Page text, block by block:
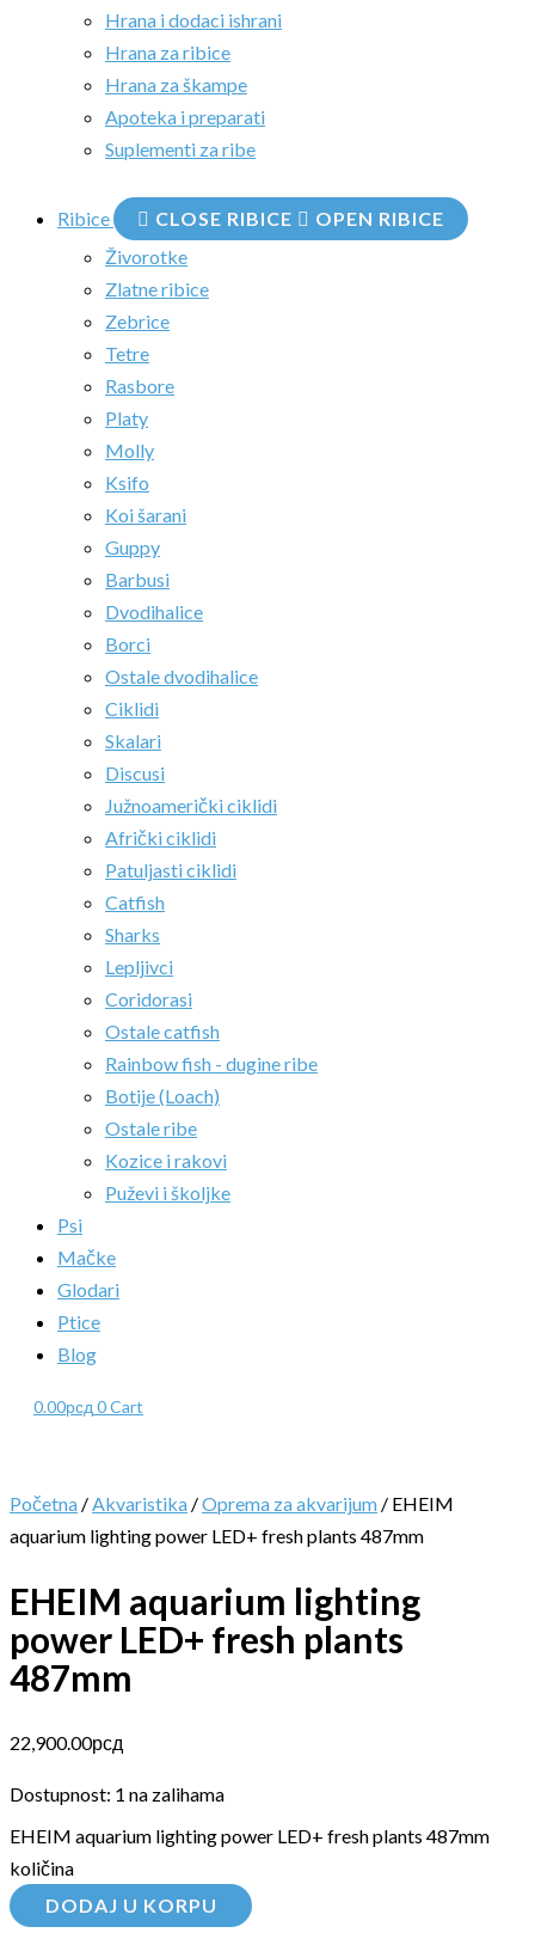
Hrana i dodaci ishrani
Hrana za ribice
Hrana za škampe
Apoteka i preparati
Suplementi za ribe
Ribice CLOSE RIBICE
OPEN RIBICE
Živorotke
Zlatne ribice
Zebrice
Tetre
Rasbore
Platy
Molly
Ksifo
Koi šarani
Guppy
Barbusi
Dvodihalice
Borci
Ostale dvodihalice
Ciklidi
Skalari
Discusi
Južnoamerički ciklidi
Afrički ciklidi
Patuljasti ciklidi
Catfish
Sharks
Lepljivci
Coridorasi
Ostale catfish
Rainbow fish - dugine ribe
Botije (Loach)
Ostale ribe
Kozice i rakovi
Puževi i školjke
Psi
Mačke
Glodari
Ptice
Blog
0.00рсд 0Cart
Početna /Akvaristika /Oprema za akvarijum / EHEIM
aquarium lighting power LED+ fresh plants 487mm
EHEIM aquarium lighting
power LED+ fresh plants
487mm
22,900.00рсд
Dostupnost: 1 na zalihama
EHEIM aquarium lighting power LED+ fresh plants 487mm
količina
DODAJ U KORPU